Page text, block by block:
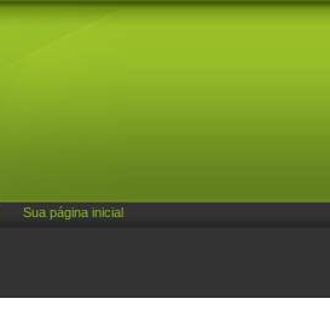
Sua página inicial